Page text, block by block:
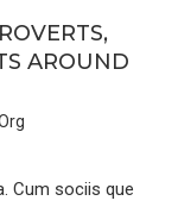
AROUND
Cum sociis que